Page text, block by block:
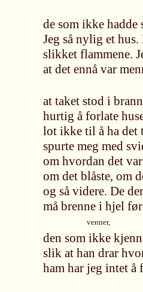
de som ikke hadde
Jeg så nylig et
slikket flammene.
at det ennå var
at taket stod i
hurtig å forlate
lot ikke til å ha det
spurte meg med
om hvordan det
om det blåste, om
og så videre. De
må brenne i hjel
venner,
den som ikke
slik at han drar
ham har jeg intet å